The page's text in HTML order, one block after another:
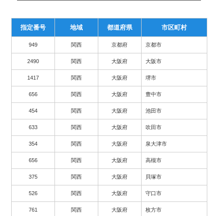
指定番号 地域 都道府県 市区町村
949 関西 京都府 京都市
2490 関西 大阪府 大阪市
1417 関西 大阪府 堺市
656 関西 大阪府 豊中市
454 関西 大阪府 池田市
633 関西 大阪府 吹田市
354 関西 大阪府 泉大津市
656 関西 大阪府 高槻市
375 関西 大阪府 貝塚市
526 関西 大阪府 守口市
761 関西 大阪府 枚方市